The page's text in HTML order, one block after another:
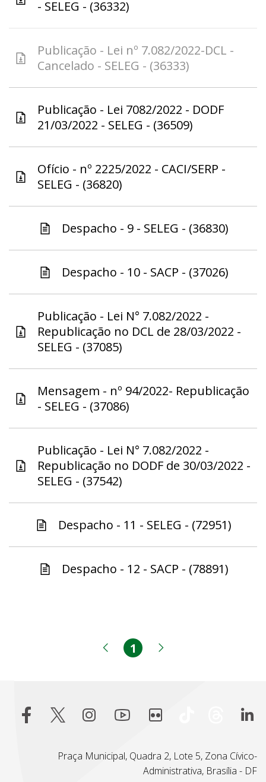
- SELEG - (36332)
Publicação - Lei nº 7.082/2022-DCL -
Cancelado - SELEG - (36333)
Publicação - Lei 7082/2022 - DODF
21/03/2022 - SELEG - (36509)
Ofício - nº 2225/2022 - CACI/SERP -
SELEG - (36820)
Despacho - 9 - SELEG - (36830)
Despacho - 10 - SACP - (37026)
Publicação - Lei N° 7.082/2022 -
Republicação no DCL de 28/03/2022 -
SELEG - (37085)
Mensagem - nº 94/2022- Republicação
- SELEG - (37086)
Publicação - Lei N° 7.082/2022 -
Republicação no DODF de 30/03/2022 -
SELEG - (37542)
Despacho - 11 - SELEG - (72951)
Despacho - 12 - SACP - (78891)
Página anterior
Página
1
Praça Municipal, Quadra 2, Lote 5, Zona Cívico-
Administrativa, Brasília - DF